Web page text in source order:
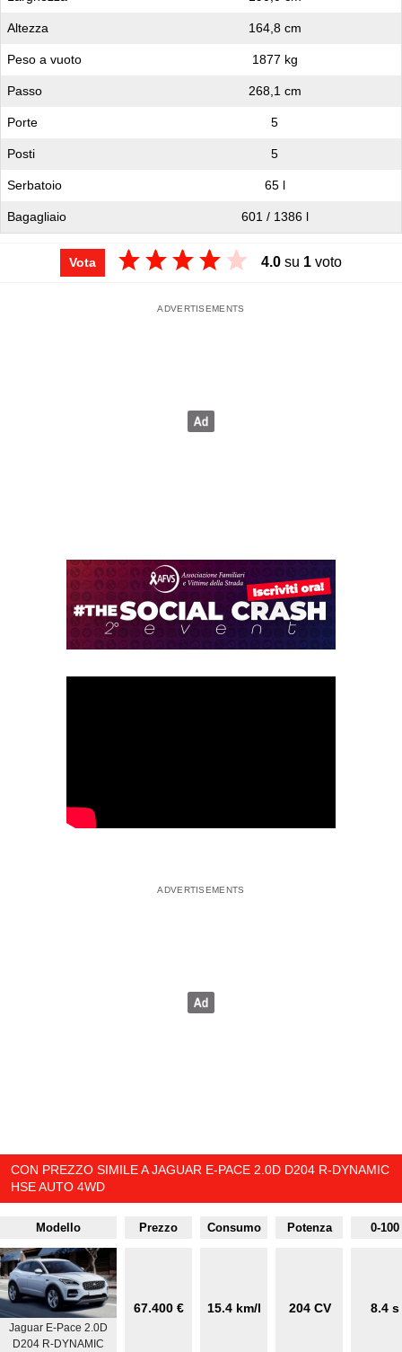
Altezza 164,8 cm
Peso a vuoto 1877 kg
Passo 268,1 cm
Porte 5
Posti 5
Serbatoio 65 l
Bagagliaio 601 / 1386 l
Vota 4.0 su 1 voto
CON PREZZO SIMILE A JAGUAR E-PACE 2.0D D204 R-DYNAMIC
HSE AUTO 4WD
Modello Prezzo Consumo Potenza 0-100
Jaguar E-Pace 2.0D
D204 R-DYNAMIC
67.400 € 15.4 km/l 204 CV 8.4 s